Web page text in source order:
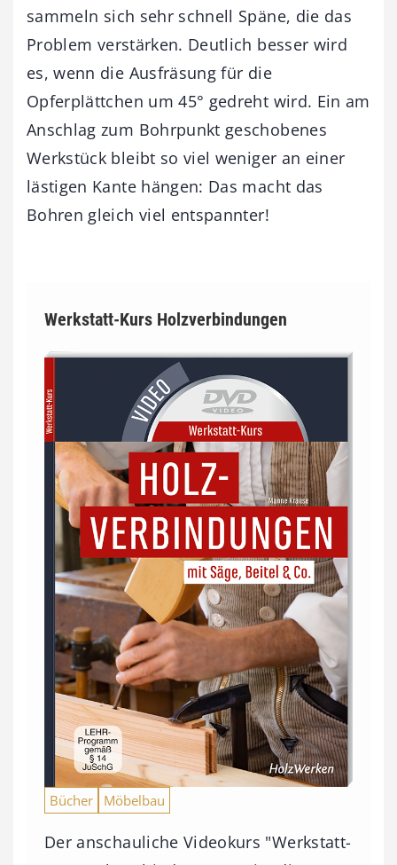
sammeln sich sehr schnell Späne, die das
Problem verstärken. Deutlich besser wird
es, wenn die Ausfräsung für die
Opferplättchen um 45° gedreht wird. Ein am
Anschlag zum Bohrpunkt geschobenes
Werkstück bleibt so viel weniger an einer
lästigen Kante hängen: Das macht das
Bohren gleich viel entspannter!
Werkstatt-Kurs Holzverbindungen
Bücher Möbelbau
Der anschauliche Videokurs "Werkstatt-